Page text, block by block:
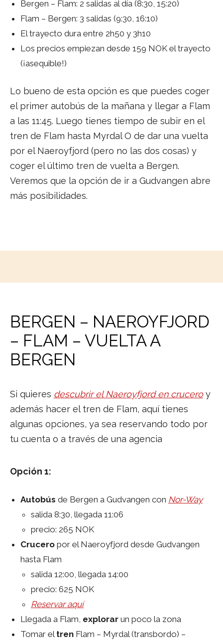
Bergen – Flam: 2 salidas al día (8:30, 15:20)
Flam – Bergen: 3 salidas (9:30, 16:10)
El trayecto dura entre 2h50 y 3h10
Los precios empiezan desde 159 NOK el trayecto
(¡asequible!)
Lo bueno de esta opción es que puedes coger
el primer autobús de la mañana y llegar a Flam
a las 11:45. Luego tienes tiempo de subir en el
tren de Flam hasta Myrdal O de dar una vuelta
por el Naeroyfjord (pero no las dos cosas) y
coger el último tren de vuelta a Bergen.
Veremos que la opción de ir a Gudvangen abre
más posibilidades.
BERGEN – NAEROYFJORD
– FLAM – VUELTA A
BERGEN
Si quieres descubrir el Naeroyfjord en cruceroy
además hacer el tren de Flam, aquí tienes
algunas opciones, ya sea reservando todo por
tu cuenta o a través de una agencia
Opción 1:
Autobús de Bergen a Gudvangen con Nor-Way
salida 8:30, llegada 11:06
precio: 265 NOK
Crucero por el Naeroyfjord desde Gudvangen
hasta Flam
salida 12:00, llegada 14:00
precio: 625 NOK
Reservar aquí
Llegada a Flam, explorar un poco la zona
Tomar el tren Flam – Myrdal (transbordo) –